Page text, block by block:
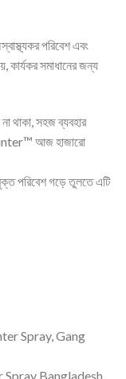
পরিবেশ এবং
কার্যকর সমাধানের জন্য
থাকা, সহজ ব্যবহার
আজ হাজারো
পরিবেশ গড়ে তুলতে এটি
Spray, Gang
Bangladesh,